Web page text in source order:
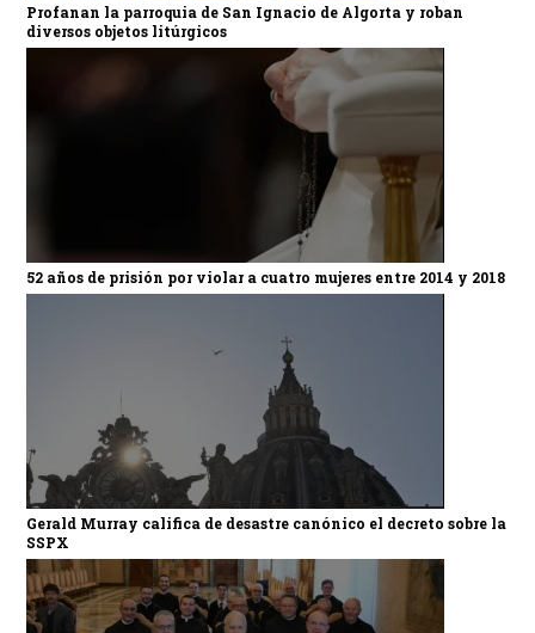
Profanan la parroquia de San Ignacio de Algorta y roban
diversos objetos litúrgicos
52 años de prisión por violar a cuatro mujeres entre 2014 y 2018
Gerald Murray califica de desastre canónico el decreto sobre la
SSPX